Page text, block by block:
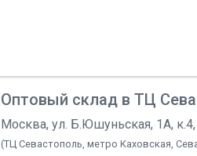
Оптовый склад в ТЦ
Москва, ул. Б.Юшуньская, 1А,
(ТЦ Севастополь, метро Каховская,